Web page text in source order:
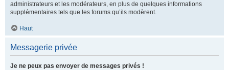
administrateurs et les modérateurs, en plus de quelques informations
supplémentaires tels que les forums qu’ils modèrent.
Haut
Messagerie privée
Je ne peux pas envoyer de messages privés !